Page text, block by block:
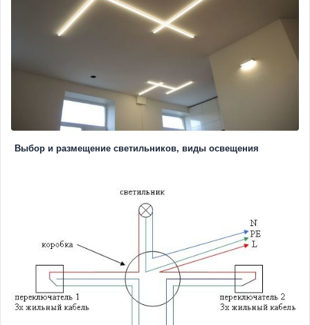
Выбор и размещение светильников, виды освещения